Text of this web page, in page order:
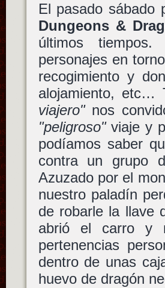
El pasado sábado
Dungeons &
últimos
personajes en
recogimiento y
alojamiento, etc…
viajero"nos
"peligroso"viaje y
podíamos saber
contra un grupo
Azuzado por el
nuestro paladín
de robarle la llave
abrió el carro y
pertenencias
dentro de unas
huevo de dragón